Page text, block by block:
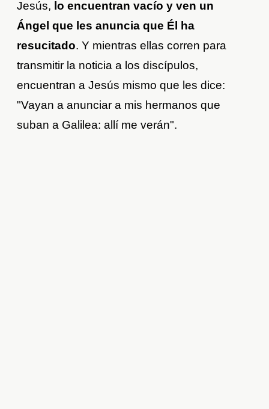
Jesús, lo encuentran vacío y ven un
Ángel que les anuncia que Él ha
resucitado. Y mientras ellas corren para
transmitir la noticia a los discípulos,
encuentran a Jesús mismo que les dice:
"Vayan a anunciar a mis hermanos que
suban a Galilea: allí me verán".